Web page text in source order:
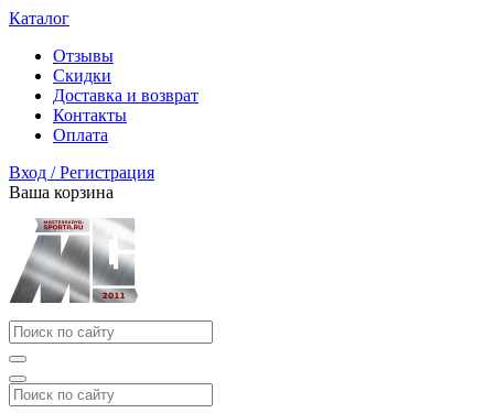
Каталог
Отзывы
Скидки
Доставка и возврат
Контакты
Оплата
Вход / Регистрация
Ваша корзина